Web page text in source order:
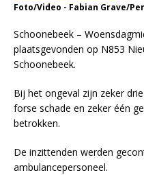
Foto/Video - Fabian Grave/
Schoonebeek –
plaatsgevonden op N853
Schoonebeek.
Bij het ongeval zijn zeker
forse schade en zeker één
betrokken.
De inzittenden werden
ambulancepersoneel.